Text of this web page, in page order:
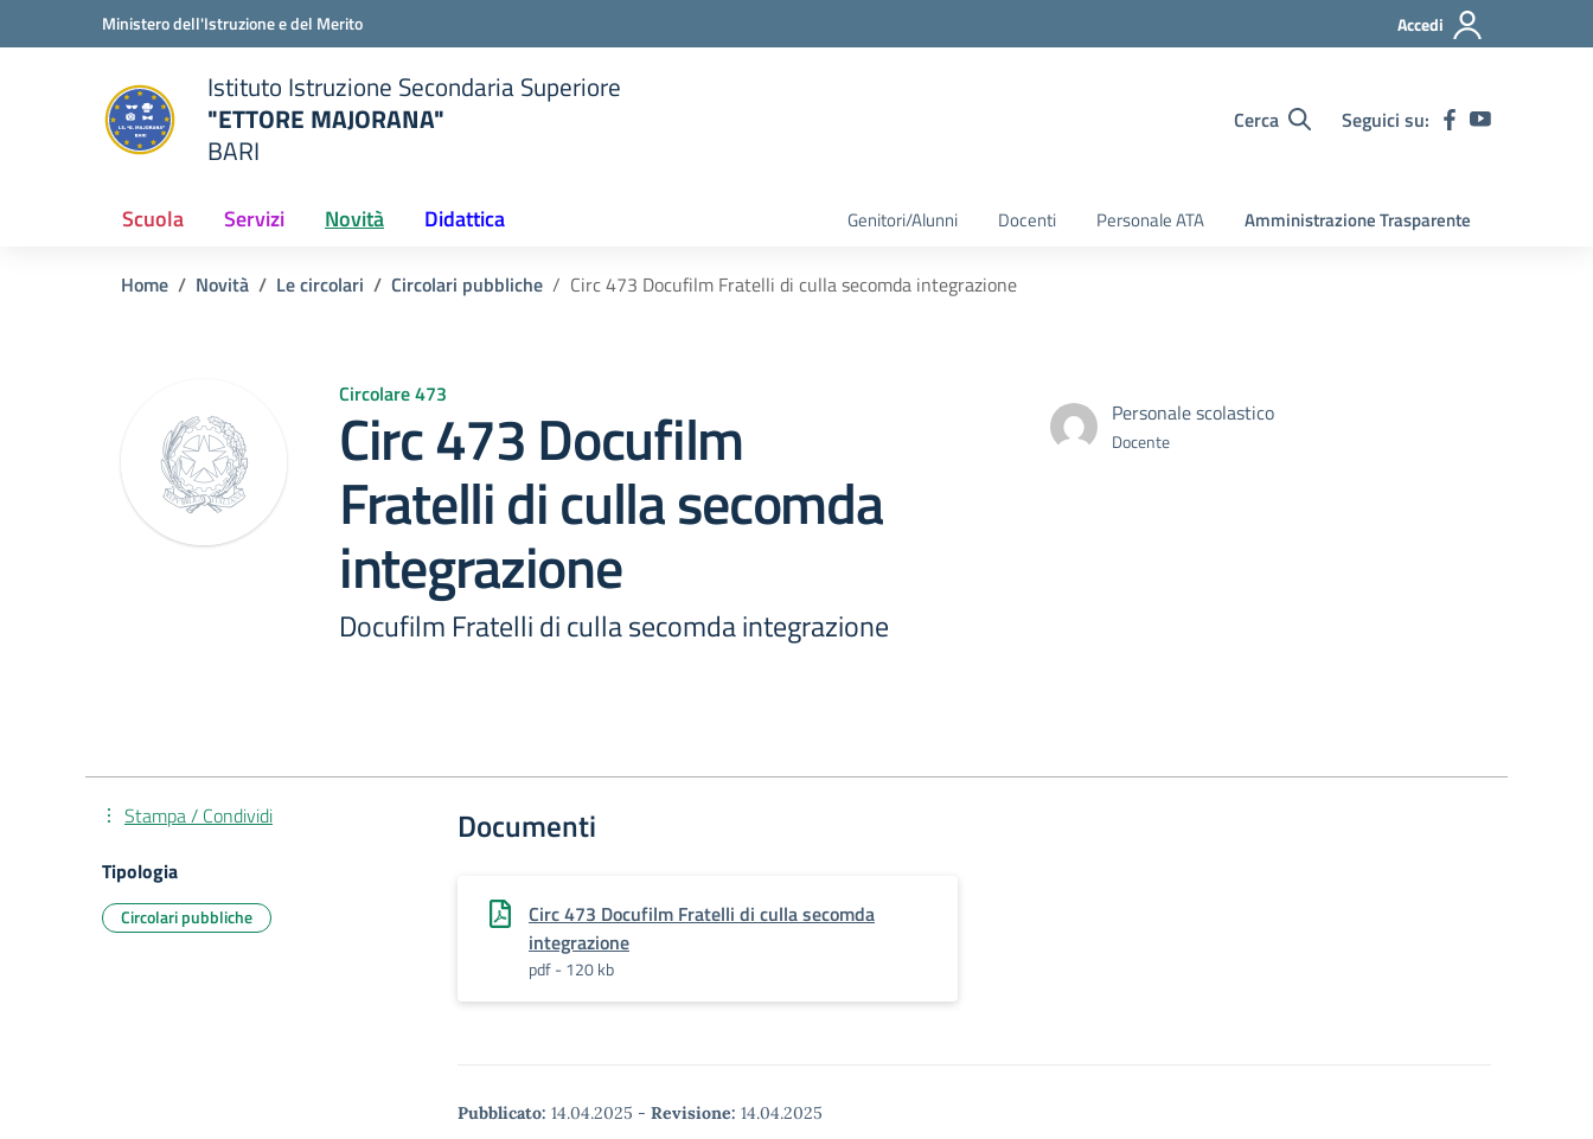
Vai ai contenuti
Vai al menu di navigazioneMinistero dell'Istruzione e del Merito Accedi
scuola
Istituto Istruzione Secondaria Superiore
"ETTORE MAJORANA"
BARI
Cerca Seguici su:
Scuola Servizi Novità Didattica Genitori/Alunni Docenti Personale ATA Amministrazione Trasparente
Home Novità Le circolari Circolari pubbliche Circ 473 Docufilm Fratelli di culla secomda integrazione
Circolare 473
Circ 473 Docufilm
Fratelli di culla secomda
integrazione
Docufilm Fratelli di culla secomda integrazione
Personale scolastico
Docente
Documenti
Circ 473 Docufilm Fratelli di culla secomda
integrazione
pdf - 120 kb
Pubblicato: 14.04.2025 - Revisione: 14.04.2025
Stampa / Condividi
Tipologia
Circolari pubbliche